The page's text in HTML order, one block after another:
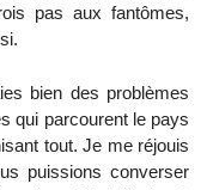
pas aux fantômes,
bien des problèmes
qui parcourent le pays
tout. Je me réjouis
puissions converser